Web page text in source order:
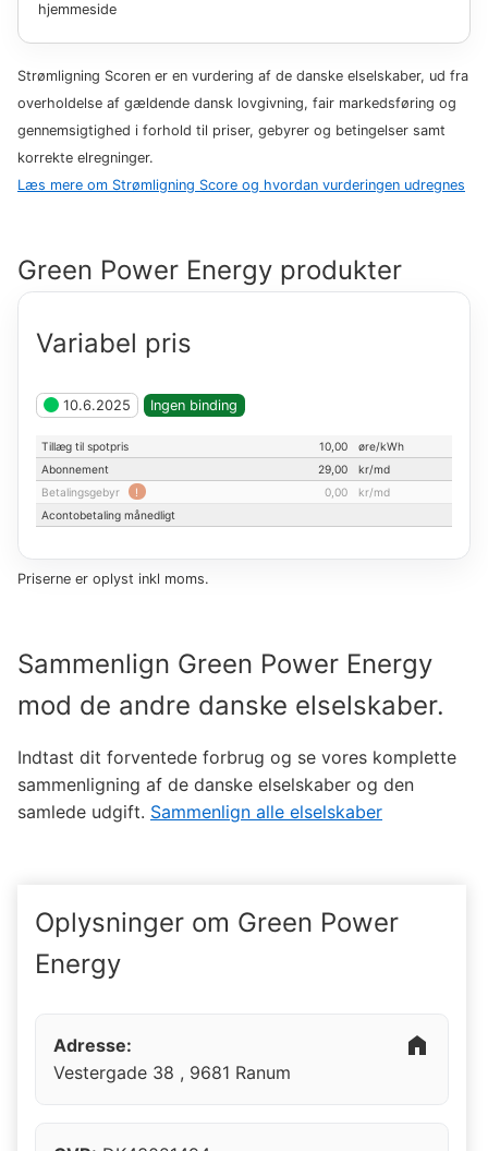
hjemmeside
Strømligning Scoren er en vurdering af de danske elselskaber, ud fra
overholdelse af gældende dansk lovgivning, fair markedsføring og
gennemsigtighed i forhold til priser, gebyrer og betingelser samt
korrekte elregninger.
Læs mere om Strømligning Score og hvordan vurderingen udregnes
Green Power Energy produkter
Variabel pris
10.6.2025 Ingen binding
Tillæg til spotpris 10,00
øre/kWh
Abonnement
29,00 kr/md
Betalingsgebyr
! 0,00 kr/md
Acontobetaling månedligt
Priserne er oplyst inkl moms.
Sammenlign Green Power Energy
mod de andre danske elselskaber.
Indtast dit forventede forbrug og se vores komplette
sammenligning af de danske elselskaber og den
samlede udgift. Sammenlign alle elselskaber
Oplysninger om Green Power
Energy
home
Adresse:
Vestergade 38 , 9681 Ranum